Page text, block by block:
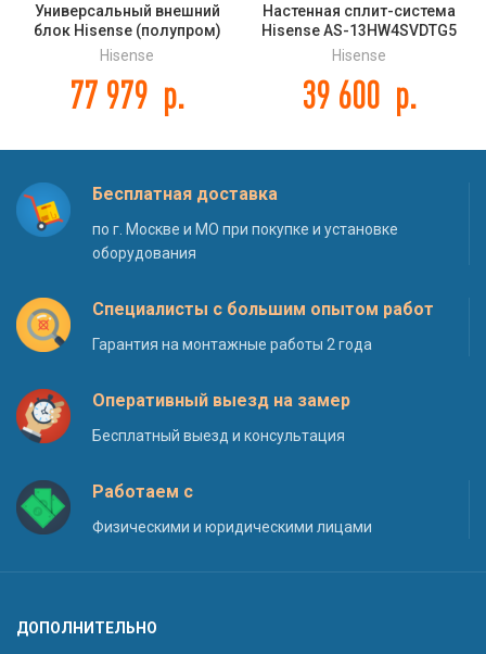
Универсальный внешний
блок Hisense (полупром)
AUW-60H6SP1
Hisense
77 979 р.
Настенная сплит-система
Hisense AS-13HW4SVDTG5
NEO Premium Classic A
Hisense
39 600 р.
Бесплатная доставка
по г. Москве и МО при покупке и установке
оборудования
Специалисты с большим опытом работ
Гарантия на монтажные работы 2 года
Оперативный выезд на замер
Бесплатный выезд и консультация
Работаем с
Физическими и юридическими лицами
ДОПОЛНИТЕЛЬНО